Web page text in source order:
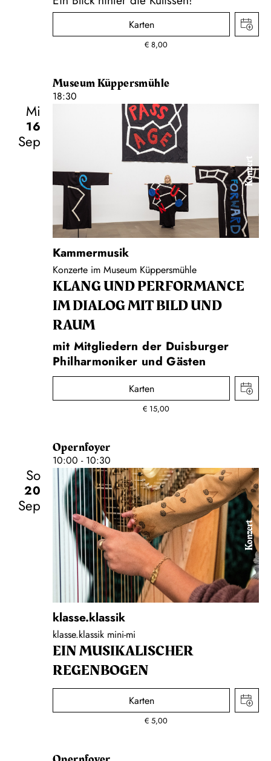
Karten
€ 8,00
Museum Küppersmühle
18:30
Mi
16
Sep
Konzert
Kammermusik
Konzerte im Museum Küppersmühle
KLANG UND PERFORMANCE
IM DIALOG MIT BILD UND
RAUM
mit Mitgliedern der Duisburger
Philharmoniker und Gästen
Karten
€ 15,00
Opernfoyer
10:00 - 10:30
So
20
Sep
Konzert
klasse.klassik
klasse.klassik mini-mi
EIN MUSIKALISCHER
REGENBOGEN
Karten
€ 5,00